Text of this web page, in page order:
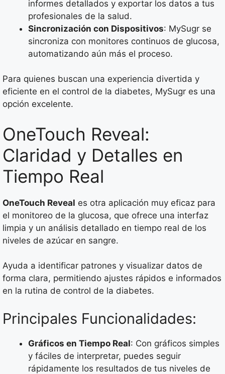
informes detallados y exportar los datos a tus
profesionales de la salud.
Sincronización con Dispositivos: MySugr se
sincroniza con monitores continuos de glucosa,
automatizando aún más el proceso.
Para quienes buscan una experiencia divertida y
eficiente en el control de la diabetes, MySugr es una
opción excelente.
OneTouch Reveal:
Claridad y Detalles en
Tiempo Real
OneTouch Reveal es otra aplicación muy eficaz para
el monitoreo de la glucosa, que ofrece una interfaz
limpia y un análisis detallado en tiempo real de los
niveles de azúcar en sangre.
Ayuda a identificar patrones y visualizar datos de
forma clara, permitiendo ajustes rápidos e informados
en la rutina de control de la diabetes.
Principales Funcionalidades:
Gráficos en Tiempo Real: Con gráficos simples
y fáciles de interpretar, puedes seguir
rápidamente los resultados de tus niveles de